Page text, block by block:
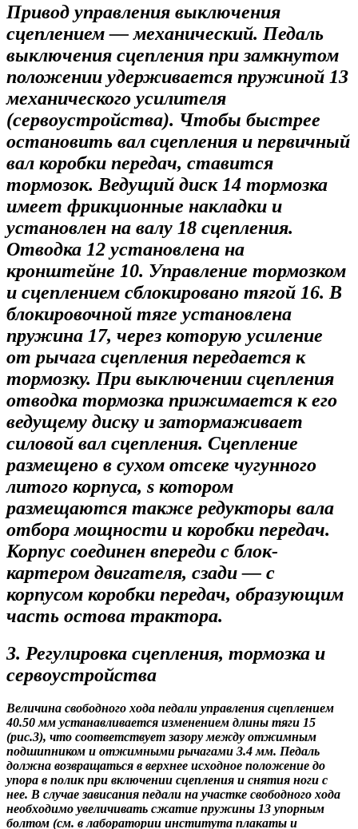
Привод управления выключения
сцеплением — механический. Педаль
выключения сцепления при замкнутом
положении удерживается пружиной 13
механического усилителя
(сервоустройства). Чтобы быстрее
остановить вал сцепления и первичный
вал коробки передач, ставится
тормозок. Ведущий диск 14 тормозка
имеет фрикционные накладки и
установлен на валу 18 сцепления.
Отводка 12 установлена на
кронштейне 10. Управление тормозком
и сцеплением сблокировано тягой 16. В
блокировочной тяге установлена
пружина 17, через которую усиление
от рычага сцепления передается к
тормозку. При выключении сцепления
отводка тормозка прижимается к его
ведущему диску и затормаживает
силовой вал сцепления. Сцепление
размещено в сухом отсеке чугунного
литого корпуса, s котором
размещаются также редукторы вала
отбора мощности и коробки передач.
Корпус соединен впереди с блок-
картером двигателя, сзади — с
корпусом коробки передач, образующим
часть остова трактора.
3. Регулировка сцепления, тормозка и
сервоустройства
Величина свободного хода педали управления сцеплением
40.50 мм устанавливается изменением длины тяги 15
(рис.3), что соответствует зазору между отжимным
подшипником и отжимными рычагами 3.4 мм. Педаль
должна возвращаться в верхнее исходное положение до
упора в полик при включении сцепления и снятия ноги с
нее. В случае зависания педали на участке свободного хода
необходимо увеличивать сжатие пружины 13 упорным
болтом (см. в лаборатории института плакаты и